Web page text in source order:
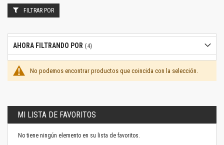
No podemos encontrar productos que coincida con la selección.
FILTRAR POR
AHORA FILTRANDO POR
MI LISTA DE FAVORITOS
No tiene ningún elemento en su lista de favoritos.